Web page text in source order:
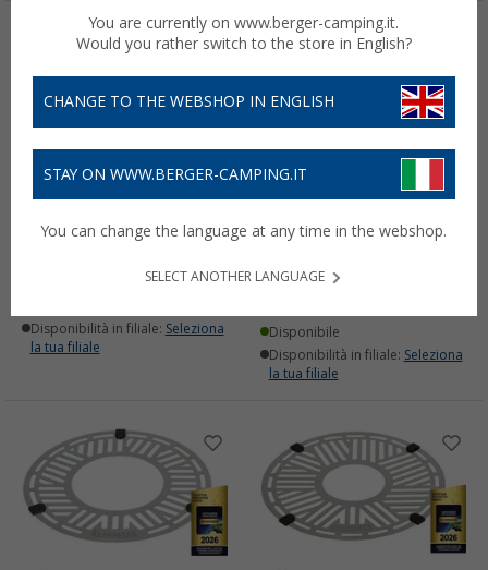
Libro di cucina Easy
Cooking on the Road
Disponibilità in filiale: Seleziona
la tua filiale
-6%
Forno Roadbaker modello
G
Disponibile
Disponibilità in filiale: Seleziona
la tua filiale
You are currently on www.berger-camping.it.
Would you rather switch to the store in English?
CHANGE TO THE WEBSHOP IN ENGLISH
STAY ON WWW.BERGER-CAMPING.IT
You can change the language at any time in the webshop.
SELECT ANOTHER LANGUAGE